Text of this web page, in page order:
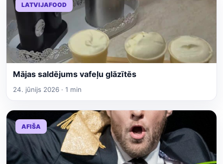
LATVIJAFOOD
Mājas saldējums vafeļu glāzītēs
24. jūnijs 2026 · 1 min
AFIŠA